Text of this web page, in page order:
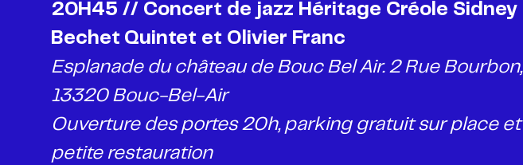
20H45 // Concert de jazz Héritage Créole Sidney
Bechet Quintet et Olivier Franc
Esplanade du château de Bouc Bel Air. 2 Rue Bourbon,
13320 Bouc-Bel-Air
Ouverture des portes 20h, parking gratuit sur place et
petite restauration